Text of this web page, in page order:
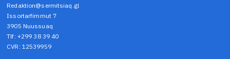
Redaktion@sermitsiaq.gl
Issortarfimmut 7
3905 Nuussuaq
Tlf: +299 38 39 40
CVR: 12539959